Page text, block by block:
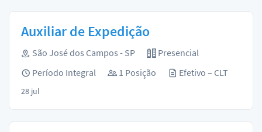
Auxiliar de Expedição
São José dos Campos - SP
Presencial
Período Integral
1 Posição Efetivo – CLT
28 jul